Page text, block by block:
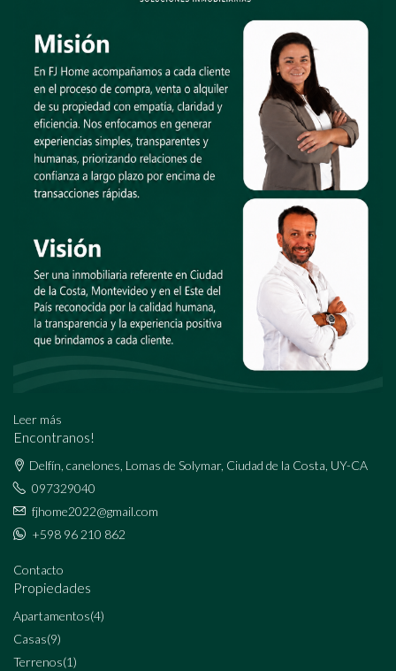
Leer más
Encontranos!
Delfín, canelones, Lomas de Solymar, Ciudad de la Costa, UY-CA
097329040
fjhome2022@gmail.com
+598 96 210 862
Contacto
Propiedades
Apartamentos(4)
Casas(9)
Terrenos(1)